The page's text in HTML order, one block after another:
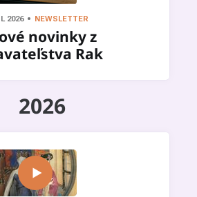
2026 NEWSLETTER
novinky z
Rak
2026